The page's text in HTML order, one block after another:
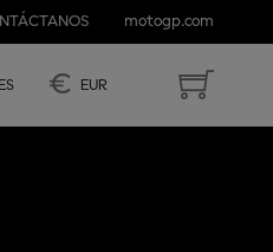
motogp.com
ES € EUR